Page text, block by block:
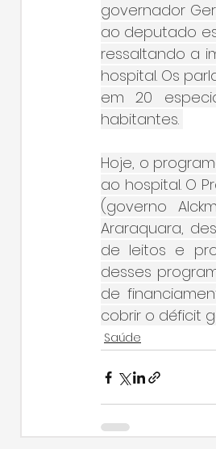
governador
ao deputado
ressaltando a
hospital. Os
em 20
habitantes.
Hoje, o
ao hospital. O
(governo
Araraquara,
de leitos e
desses
de
cobrir o déficit
Saúde